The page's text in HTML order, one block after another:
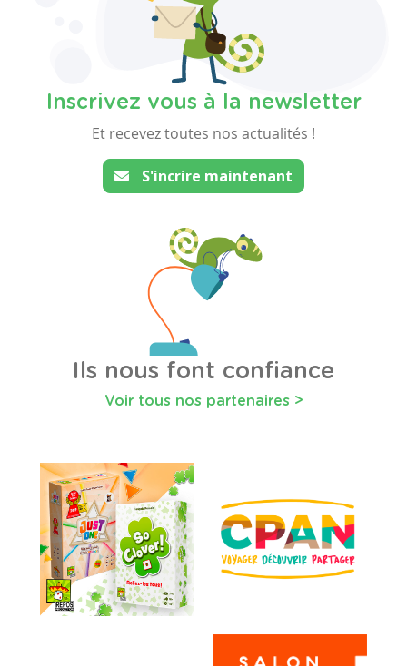
Inscrivez vous à la newsletter
Et recevez toutes nos actualités !
S'incrire maintenant
Ils nous font confiance
Voir tous nos partenaires >